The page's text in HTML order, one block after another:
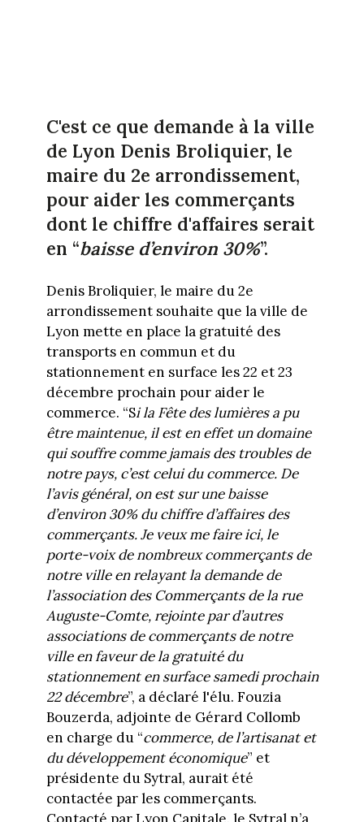
C'est ce que demande à la ville
de Lyon Denis Broliquier, le
maire du 2e arrondissement,
pour aider les commerçants
dont le chiffre d'affaires serait
en “baisse d’environ 30%”.
Denis Broliquier, le maire du 2e
arrondissement souhaite que la ville de
Lyon mette en place la gratuité des
transports en commun et du
stationnement en surface les 22 et 23
décembre prochain pour aider le
commerce. “Si la Fête des lumières a pu
être maintenue, il est en effet un domaine
qui souffre comme jamais des troubles de
notre pays, c’est celui du commerce. De
l’avis général, on est sur une baisse
d’environ 30% du chiffre d’affaires des
commerçants. Je veux me faire ici, le
porte-voix de nombreux commerçants de
notre ville en relayant la demande de
l’association des Commerçants de la rue
Auguste-Comte, rejointe par d’autres
associations de commerçants de notre
ville en faveur de la gratuité du
stationnement en surface samedi prochain
22 décembre”, a déclaré l'élu. Fouzia
Bouzerda, adjointe de Gérard Collomb
en charge du “commerce, de l’artisanat et
du développement économique” et
présidente du Sytral, aurait été
contactée par les commerçants.